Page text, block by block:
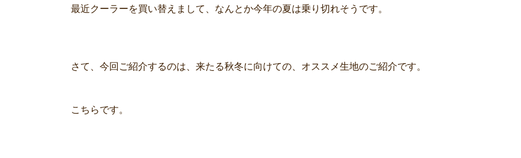
最近クーラーを買い替えまして、なんとか今年の夏は乗り切れそうです。
さて、今回ご紹介するのは、来たる秋冬に向けての、オススメ生地のご紹介です。
こちらです。